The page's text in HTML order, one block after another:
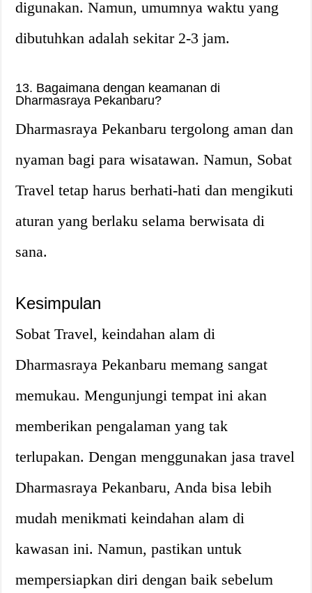
digunakan. Namun, umumnya waktu yang
dibutuhkan adalah sekitar 2-3 jam.
13. Bagaimana dengan keamanan di
Dharmasraya Pekanbaru?
Dharmasraya Pekanbaru tergolong aman dan
nyaman bagi para wisatawan. Namun, Sobat
Travel tetap harus berhati-hati dan mengikuti
aturan yang berlaku selama berwisata di
sana.
Kesimpulan
Sobat Travel, keindahan alam di
Dharmasraya Pekanbaru memang sangat
memukau. Mengunjungi tempat ini akan
memberikan pengalaman yang tak
terlupakan. Dengan menggunakan jasa travel
Dharmasraya Pekanbaru, Anda bisa lebih
mudah menikmati keindahan alam di
kawasan ini. Namun, pastikan untuk
mempersiapkan diri dengan baik sebelum